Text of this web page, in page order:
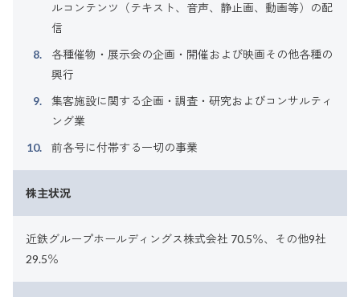
ルコンテンツ（テキスト、音声、静止画、動画等）の配
信
各種催物・展示会の企画・開催および映画その他各種の
興行
集客施設に関する企画・調査・研究およびコンサルティ
ング業
前各号に付帯する一切の事業
株主状況
近鉄グループホールディングス株式会社 70.5％、その他9社
29.5％